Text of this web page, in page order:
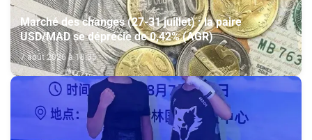
Marché des changes (27-31 juillet) : la paire
USD/MAD se déprécie de 0,42% (AGR)
7 août 2026 à 18:35